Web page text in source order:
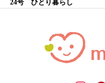
24号 ひとり暮らし